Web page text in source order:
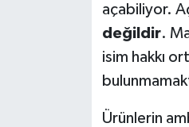
açabiliyor.
değildir.
isim hakkı
Ürünlerin